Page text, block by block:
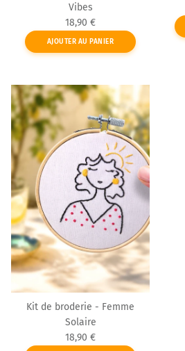
Vibes
Prix habituel
18,90 €
AJOUTER AU PANIER
Kit de broderie - Femme
Solaire
Prix habituel
18,90 €